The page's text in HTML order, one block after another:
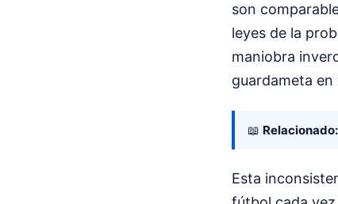
son
leyes de la
maniobra
guardameta
📖 Relacionado:
Esta